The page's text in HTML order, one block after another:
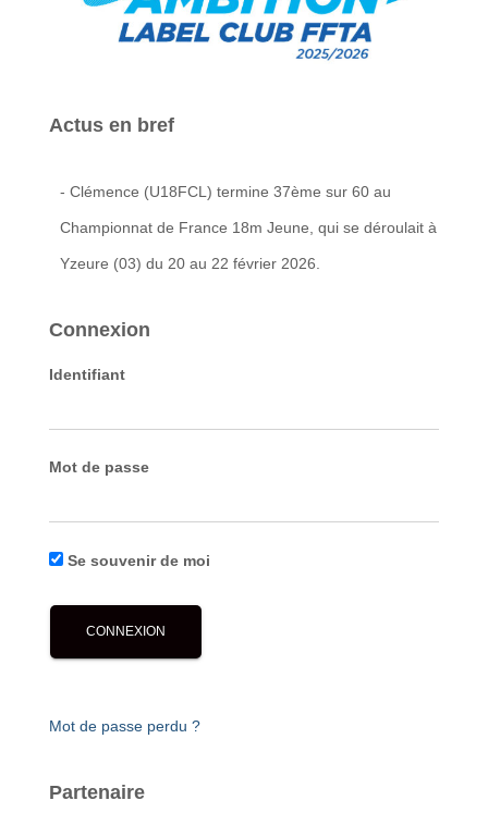
Actus en bref
- Clémence (U18FCL) termine 37ème sur 60 au
Championnat de France 18m Jeune, qui se déroulait à
Yzeure (03) du 20 au 22 février 2026.
Connexion
Identifiant
Mot de passe
Se souvenir de moi
Mot de passe perdu ?
Partenaire